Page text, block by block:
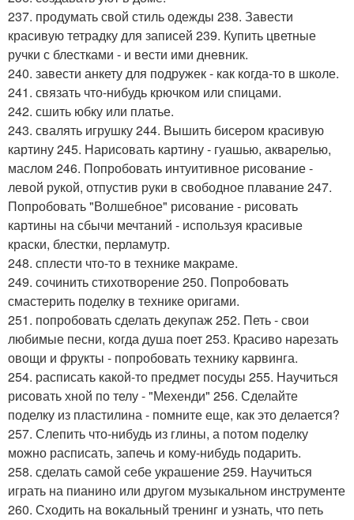
237. продумать свой стиль одежды 238. Завести
красивую тетрадку для записей 239. Купить цветные
ручки с блестками - и вести ими дневник.
240. завести анкету для подружек - как когда-то в школе.
241. связать что-нибудь крючком или спицами.
242. сшить юбку или платье.
243. свалять игрушку 244. Вышить бисером красивую
картину 245. Нарисовать картину - гуашью, акварелью,
маслом 246. Попробовать интуитивное рисование -
левой рукой, отпустив руки в свободное плавание 247.
Попробовать "Волшебное" рисование - рисовать
картины на сбычи мечтаний - используя красивые
краски, блестки, перламутр.
248. сплести что-то в технике макраме.
249. сочинить стихотворение 250. Попробовать
смастерить поделку в технике оригами.
251. попробовать сделать декупаж 252. Петь - свои
любимые песни, когда душа поет 253. Красиво нарезать
овощи и фрукты - попробовать технику карвинга.
254. расписать какой-то предмет посуды 255. Научиться
рисовать хной по телу - "Мехенди" 256. Сделайте
поделку из пластилина - помните еще, как это делается?
257. Слепить что-нибудь из глины, а потом поделку
можно расписать, запечь и кому-нибудь подарить.
258. сделать самой себе украшение 259. Научиться
играть на пианино или другом музыкальном инструменте
260. Сходить на вокальный тренинг и узнать, что петь